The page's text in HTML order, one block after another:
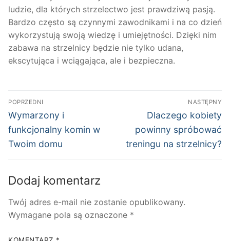
ludzie, dla których strzelectwo jest prawdziwą pasją.
Bardzo często są czynnymi zawodnikami i na co dzień
wykorzystują swoją wiedzę i umiejętności. Dzięki nim
zabawa na strzelnicy będzie nie tylko udana,
ekscytująca i wciągająca, ale i bezpieczna.
Nawigacja
wpisu
POPRZEDNI
Poprzedni
wpis:
Wymarzony i
funkcjonalny komin w
Twoim domu
NASTĘPNY
Następny
wpis:
Dlaczego kobiety
powinny spróbować
treningu na strzelnicy?
Dodaj komentarz
Twój adres e-mail nie zostanie opublikowany.
Wymagane pola są oznaczone *